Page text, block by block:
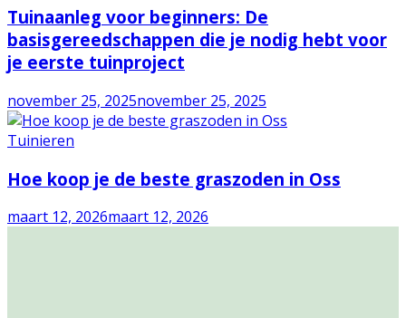
Tuinaanleg voor beginners: De
basisgereedschappen die je nodig hebt voor
je eerste tuinproject
november 25, 2025november 25, 2025
Tuinieren
Hoe koop je de beste graszoden in Oss
maart 12, 2026maart 12, 2026